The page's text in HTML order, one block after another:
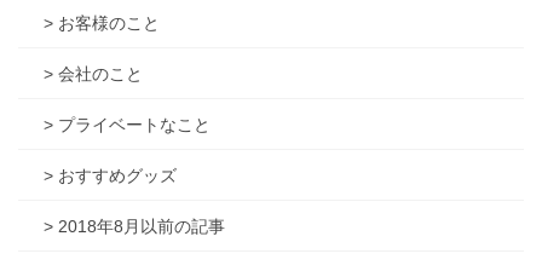
> お客様のこと
> 会社のこと
> プライベートなこと
> おすすめグッズ
> 2018年8月以前の記事